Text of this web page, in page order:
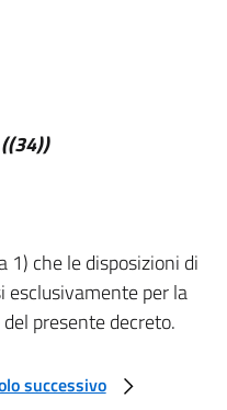
((34))
1) che le disposizioni di
esclusivamente per la
presente decreto.
successivo